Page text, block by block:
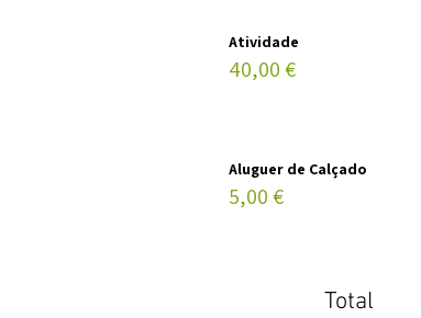
Atividade
40,00 €
Aluguer de Calçado
5,00 €
Total